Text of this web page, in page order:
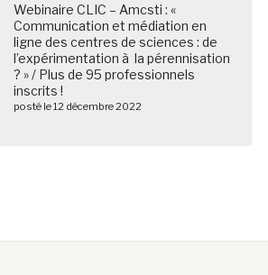
Webinaire CLIC – Amcsti : «
Communication et médiation en
ligne des centres de sciences : de
l’expérimentation à la pérennisation
? » / Plus de 95 professionnels
inscrits !
posté le 12 décembre 2022